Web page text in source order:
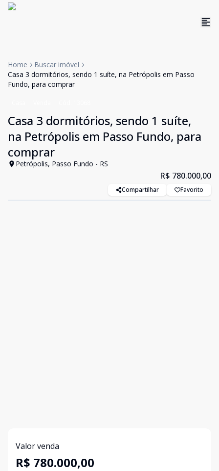
Home
Buscar imóvel
Casa 3 dormitórios, sendo 1 suíte, na Petrópolis em Passo
Fundo, para comprar
Casa 3 dormitórios, sendo 1 suíte,
na Petrópolis em Passo Fundo, para
comprar
Petrópolis, Passo Fundo - RS
R$ 780.000,00
Compartilhar Favorito
Valor venda
R$ 780.000,00